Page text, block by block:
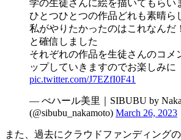
学の生徒さんに絵を描いてもらい
ひとつひとつの作品どれも素晴ら
私がやりたかったのはこれなんだ！
と確信しました
それぞれの作品を生徒さんのコメ
ップしていきますのでお楽しみに
pic.twitter.com/J7EZfI0F41
— べハール美里｜SIBUBU by
(@sibubu_nakamoto) March 26, 2023
また、過去にクラウドファンディング